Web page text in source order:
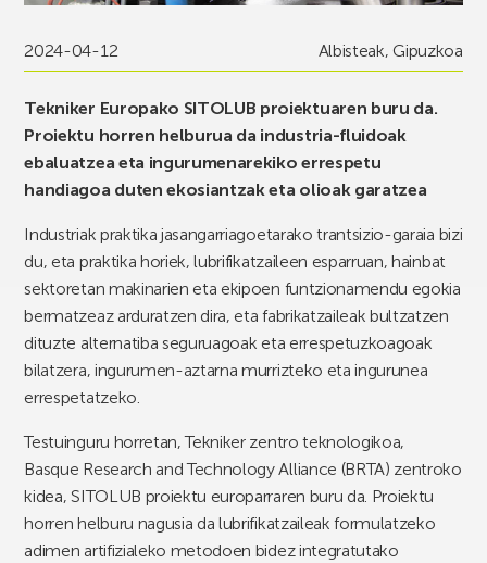
2024-04-12 Albisteak,Gipuzkoa
Tekniker Europako SITOLUB proiektuaren buru da.
Proiektu horren helburua da industria-fluidoak
ebaluatzea eta ingurumenarekiko errespetu
handiagoa duten ekosiantzak eta olioak garatzea
Industriak praktika jasangarriagoetarako trantsizio-garaia bizi
du, eta praktika horiek, lubrifikatzaileen esparruan, hainbat
sektoretan makinarien eta ekipoen funtzionamendu egokia
bermatzeaz arduratzen dira, eta fabrikatzaileak bultzatzen
dituzte alternatiba seguruagoak eta errespetuzkoagoak
bilatzera, ingurumen-aztarna murrizteko eta ingurunea
errespetatzeko.
Testuinguru horretan, Tekniker zentro teknologikoa,
Basque Research and Technology Alliance (BRTA) zentroko
kidea, SITOLUB proiektu europarraren buru da. Proiektu
horren helburu nagusia da lubrifikatzaileak formulatzeko
adimen artifizialeko metodoen bidez integratutako